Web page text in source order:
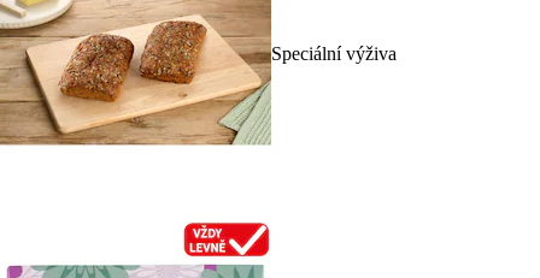
Speciální výživa